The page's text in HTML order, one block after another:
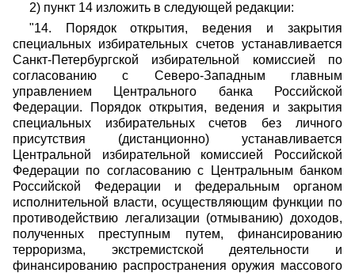
2) пункт 14 изложить в следующей редакции:
"14. Порядок открытия, ведения и закрытия
специальных избирательных счетов устанавливается
Санкт-Петербургской избирательной комиссией по
согласованию с Северо-Западным главным
управлением Центрального банка Российской
Федерации. Порядок открытия, ведения и закрытия
специальных избирательных счетов без личного
присутствия (дистанционно) устанавливается
Центральной избирательной комиссией Российской
Федерации по согласованию с Центральным банком
Российской Федерации и федеральным органом
исполнительной власти, осуществляющим функции по
противодействию легализации (отмыванию) доходов,
полученных преступным путем, финансированию
терроризма, экстремистской деятельности и
финансированию распространения оружия массового